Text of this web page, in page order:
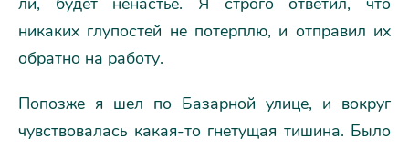
никаких глупостей не потерплю, и отправил их
обратно на работу.
Попозже я шел по Базарной улице, и вокруг
чувствовалась какая-то гнетущая тишина. Было